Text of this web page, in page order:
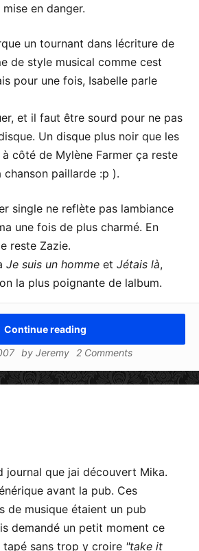
en danger.
un tournant dans lécriture de
de style musical comme cest
pour une fois, Isabelle parle
et il faut être sourd pour ne pas
Un disque plus noir que les
côté de Mylène Farmer ça reste
chanson paillarde :p ).
single ne reflète pas lambiance
une fois de plus charmé. En
reste Zazie.
Je suis un homme et Jétais là,
la plus poignante de lalbum.
Continue reading
by Jeremy 2 Comments
journal que jai découvert Mika.
avant la pub. Ces
de musique étaient un pub
demandé un petit moment ce
tapé sans trop y croire take it